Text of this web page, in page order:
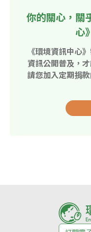
你的關心，關
心
《環境資訊中心
資訊公開普及，
請您加入定期捐